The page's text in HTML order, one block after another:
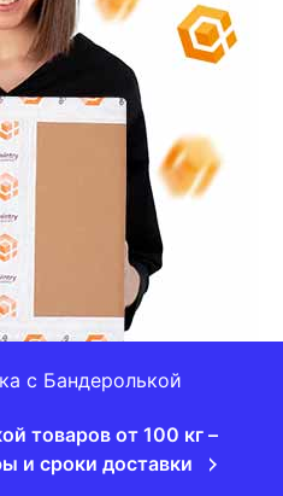
с Бандеролькой
товаров от 100 кг –
и сроки доставки